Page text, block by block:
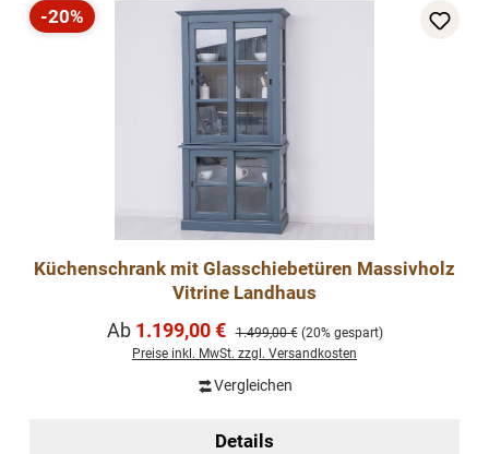
Rabatt
-20%
Küchenschrank mit Glasschiebetüren Massivholz
Vitrine Landhaus
Verkaufspreis:
Ab 1.199,00 € Regulärer Preis:
1.499,00 € (20% gespart)
Preise inkl. MwSt. zzgl. Versandkosten
Vergleichen
Details